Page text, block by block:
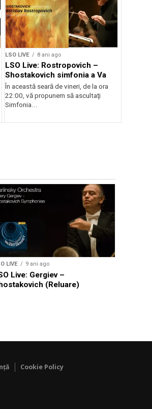
LSO LIVE 8 ani ago
LSO Live: Rostropovich –
Shostakovich simfonia a Va
În această seară de vineri, de la ora
22:00, vă propunem să ascultaţi
Simfonia...
LIVE 9 ani ago
Live: Gergiev –
(Reluare)
Cookie Policy